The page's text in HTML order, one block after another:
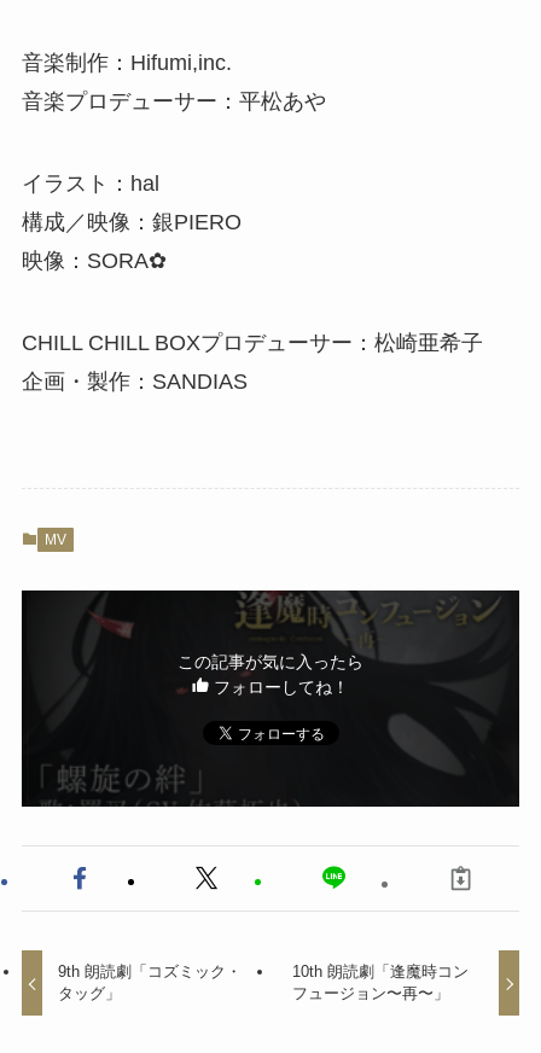
音楽制作：Hifumi,inc.
音楽プロデューサー：平松あや
イラスト：hal
構成／映像：銀PIERO
映像：SORA✿
CHILL CHILL BOXプロデューサー：松崎亜希子
企画・製作：SANDIAS
MV
この記事が気に入ったら
フォローしてね！
9th 朗読劇「コズミック・
タッグ」
10th 朗読劇「逢魔時コン
フュージョン〜再〜」